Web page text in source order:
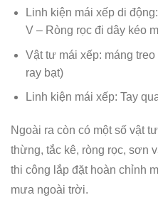
Linh kiện mái xếp di
V – Ròng rọc đi dây kéo
Vật tư mái xếp: máng
ray bạt)
Linh kiện mái xếp: Tay
Ngoài ra còn có một số vật
thừng, tắc kê, ròng rọc, sơn
thi công lắp đặt hoàn chỉnh
mưa ngoài trời.